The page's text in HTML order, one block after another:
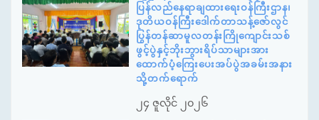
ပြန်လည်နေရာချထားရေးဝန်ကြီးဌာန၊
ဒုတိယဝန်ကြီးဒေါက်တာသန့်ဇော်လွင်
ပြွန်တန်ဆာမူလတန်းကြိုကျောင်းသစ်
ဖွင့်ပွဲနှင့်ဘိုးဘွားရိပ်သာများအား
ထောက်ပံ့ကြေးပေးအပ်ပွဲအခမ်းအနား
သို့တက်ရောက်
၂၄ ဇူလိုင် ၂၀၂၆